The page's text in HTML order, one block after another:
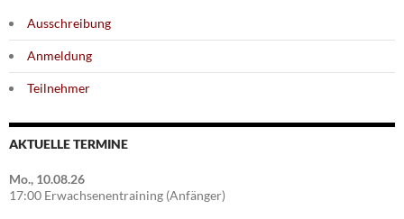
Ausschreibung
Anmeldung
Teilnehmer
AKTUELLE TERMINE
Mo., 10.08.26
17:00 Erwachsenentraining (Anfänger)